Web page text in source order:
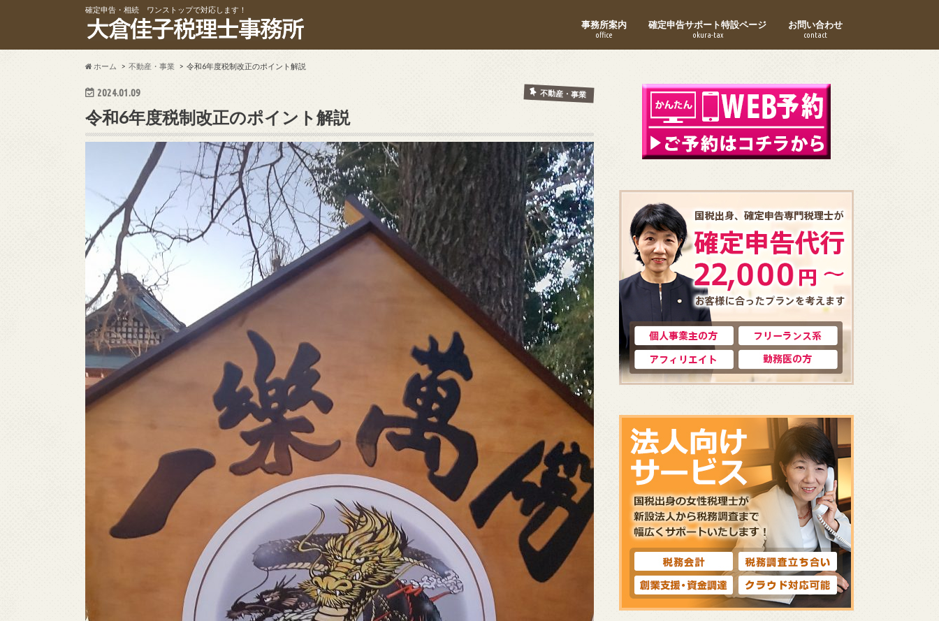
確定申告・相続 ワンストップで対応します！
事務所案内
office
確定申告サポート特設ページ
okura-tax
お問い合わせ
contact
ホーム 不動産・事業 令和6年度税制改正のポイント解説
2024.01.09 不動産・事業
令和6年度税制改正のポイント解説